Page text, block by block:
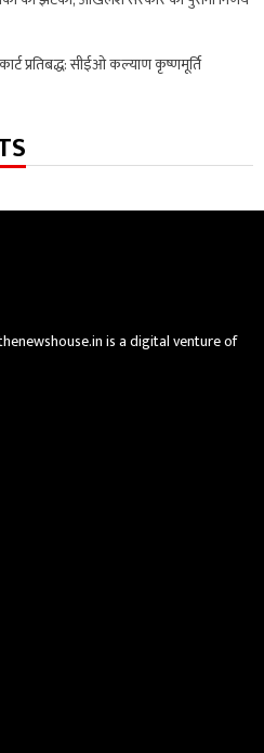
प्रतिबद्ध: सीईओ कल्याण कृष्णमूर्ति
is a digital venture of